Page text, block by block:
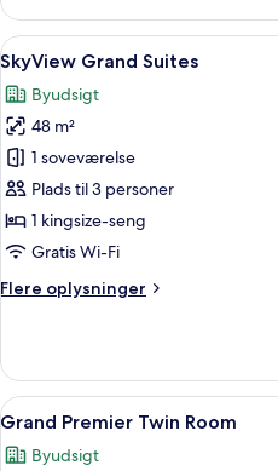
Executive
suite
Indlæs
alle
billeder
af
SkyView
Grand
Suites
12
SkyView Grand Suites
Byudsigt
48 m²
1 soveværelse
Plads til 3 personer
1 kingsize-seng
Gratis Wi-Fi
Flere oplysninger
Flere
Grand
Suites
Indlæs
alle
billeder
10
Grand Premier Twin Room
Byudsigt